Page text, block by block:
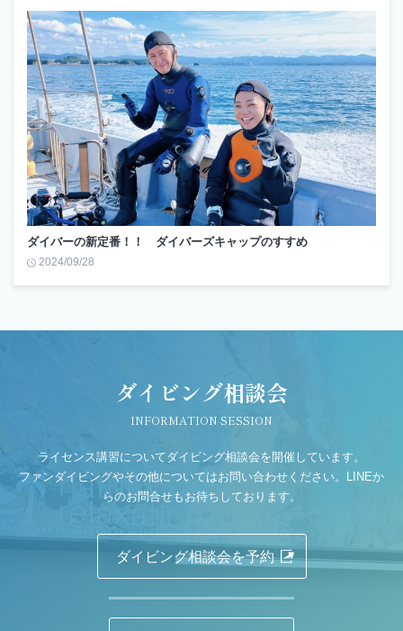
ダイバーの新定番！！ ダイバーズキャップのすすめ
2024/09/28
ダイビング相談会
INFORMATION SESSION
ライセンス講習についてダイビング相談会を開催しています。
ファンダイビングやその他についてはお問い合わせください。LINEか
らのお問合せもお待ちしております。
ダイビング相談会を予約